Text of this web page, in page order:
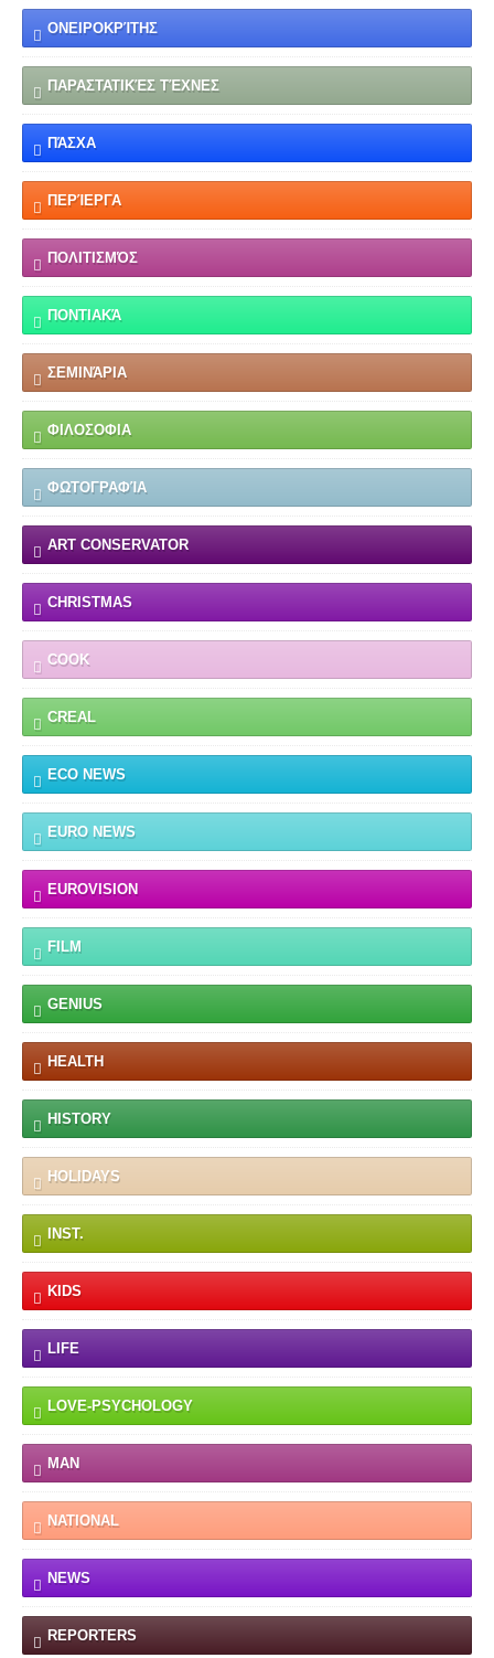
ΟΝΕΙΡΟΚΡΊΤΗΣ
ΠΑΡΑΣΤΑΤΙΚΈΣ ΤΈΧΝΕΣ
ΠΆΣΧΑ
ΠΕΡΊΕΡΓΑ
ΠΟΛΙΤΙΣΜΌΣ
ΠΟΝΤΙΑΚΆ
ΣΕΜΙΝΆΡΙΑ
ΦΙΛΟΣΟΦΙΑ
ΦΩΤΟΓΡΑΦΊΑ
ART CONSERVATOR
CHRISTMAS
COOK
CREAL
ECO NEWS
EURO NEWS
EUROVISION
FILM
GENIUS
HEALTH
HISTORY
HOLIDAYS
INST.
KIDS
LIFE
LOVE-PSYCHOLOGY
MAN
NATIONAL
NEWS
REPORTERS